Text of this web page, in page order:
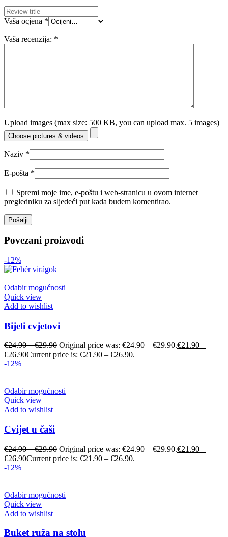
Vaša ocjena *
Vaša recenzija: *
Upload images (max size: 500 KB, you can upload max. 5 images)
Choose pictures & videos
Naziv *
E-pošta *
Spremi moje ime, e-poštu i web-stranicu u ovom internet
pregledniku za sljedeći put kada budem komentirao.
Povezani proizvodi
-12%
Odabir mogućnosti
Quick view
Add to wishlist
Bijeli cvjetovi
€24.90–€29.90 Original price was: €24.90 – €29.90.€21.90 –
€26.90Current price is: €21.90 – €26.90.
-12%
Odabir mogućnosti
Quick view
Add to wishlist
Cvijet u čaši
€24.90–€29.90 Original price was: €24.90 – €29.90.€21.90 –
€26.90Current price is: €21.90 – €26.90.
-12%
Odabir mogućnosti
Quick view
Add to wishlist
Buket ruža na stolu